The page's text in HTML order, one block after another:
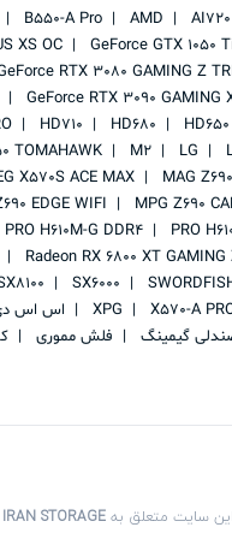
AI720
AMD
B550-A Pro
GeForce GTX 1050
XS OC
RTX 3080 GAMING Z
GeForce RTX 3090 GAMING
HD650
HD680
HD710
LG
M2
TOMAHAWK
MAG
X570S ACE MAX
MPG Z690
EDGE WIFI
PRO
PRO H610M-G DDR4
Radeon RX 6800 XT GAMING
SX6000
X570-A
XPG اس اس
گیمینگ فلش مموری
سایت متعلق بهIRAN STORAGE